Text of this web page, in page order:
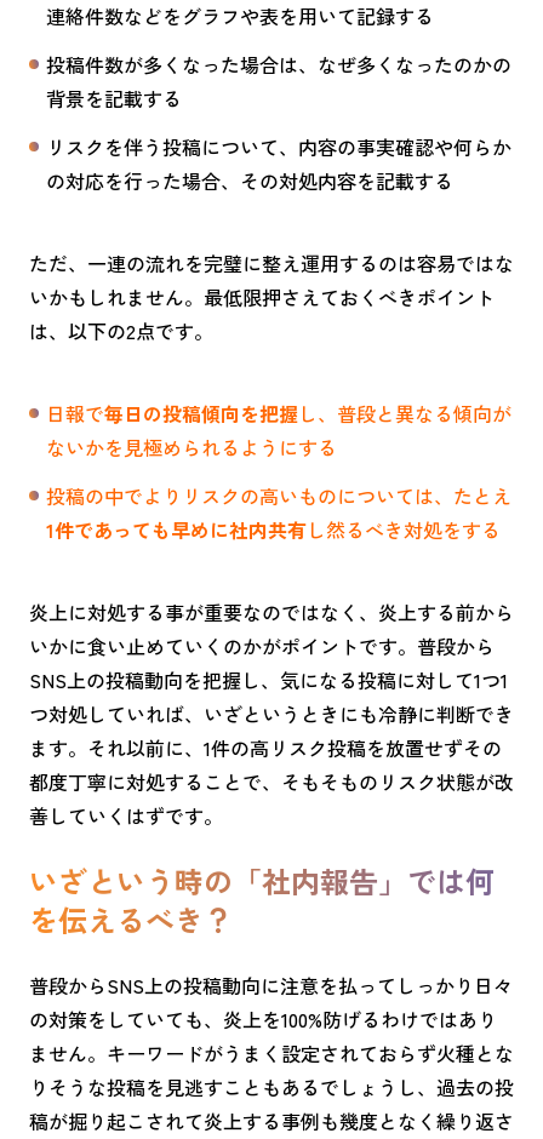
連絡件数などをグラフや表を用いて記録する
投稿件数が多くなった場合は、なぜ多くなったのかの
背景を記載する
リスクを伴う投稿について、内容の事実確認や何らか
の対応を行った場合、その対処内容を記載する
ただ、一連の流れを完璧に整え運用するのは容易ではな
いかもしれません。最低限押さえておくべきポイント
は、以下の2点です。
日報で毎日の投稿傾向を把握し、普段と異なる傾向が
ないかを見極められるようにする
投稿の中でよりリスクの高いものについては、たとえ
1件であっても早めに社内共有し然るべき対処をする
炎上に対処する事が重要なのではなく、炎上する前から
いかに食い止めていくのかがポイントです。普段から
SNS上の投稿動向を把握し、気になる投稿に対して1つ1
つ対処していれば、いざというときにも冷静に判断でき
ます。それ以前に、 1件の高リスク投稿を放置せずその
都度丁寧に対処することで、そもそものリスク状態が改
善していくはずです。
いざという時の「社内報告」では何
を伝えるべき？
普段からSNS上の投稿動向に注意を払ってしっかり日々
の対策をしていても、炎上を100%防げるわけではあり
ません。キーワードがうまく設定されておらず火種とな
りそうな投稿を見逃すこともあるでしょうし、過去の投
稿が掘り起こされて炎上する事例も幾度となく繰り返さ